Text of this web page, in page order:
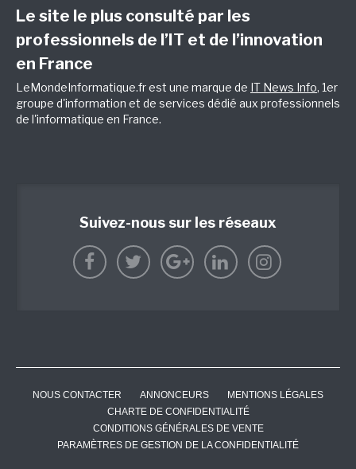
Le site le plus consulté par les
professionnels de l’IT et de l’innovation
en France
LeMondeInformatique.fr est une marque de IT News Info, 1er
groupe d'information et de services dédié aux professionnels
de l'informatique en France.
Suivez-nous sur les réseaux
NOUS CONTACTER ANNONCEURS
MENTIONS LÉGALES
CHARTE DE CONFIDENTIALITÉ
CONDITIONS GÉNÉRALES DE VENTE
PARAMÈTRES DE GESTION DE LA CONFIDENTIALITÉ